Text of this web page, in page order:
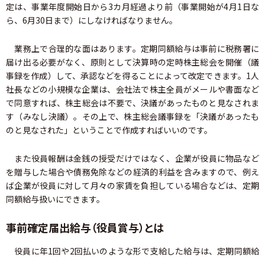
定は、事業年度開始日から3カ月経過より前（事業開始が4月1日な
ら、6月30日まで）にしなければなりません。
業務上で合理的な面はあります。定期同額給与は事前に税務署に
届け出る必要がなく、原則として決算時の定時株主総会を開催（議
事録を作成）して、承認などを得ることによって改定できます。1人
社長などの小規模な企業は、会社法で株主全員がメールや書面など
で同意すれば、株主総会は不要で、決議があったものと見なされま
す（みなし決議）。その上で、株主総会議事録を「決議があったも
のと見なされた」ということで作成すればいいのです。
また役員報酬は金銭の授受だけではなく、企業が役員に物品など
を贈与した場合や債務免除などの経済的利益を含みますので、例え
ば企業が役員に対して月々の家賃を負担している場合などは、定期
同額給与扱いにできます。
事前確定届出給与（役員賞与）とは
役員に年1回や2回払いのような形で支給した給与は、定期同額給